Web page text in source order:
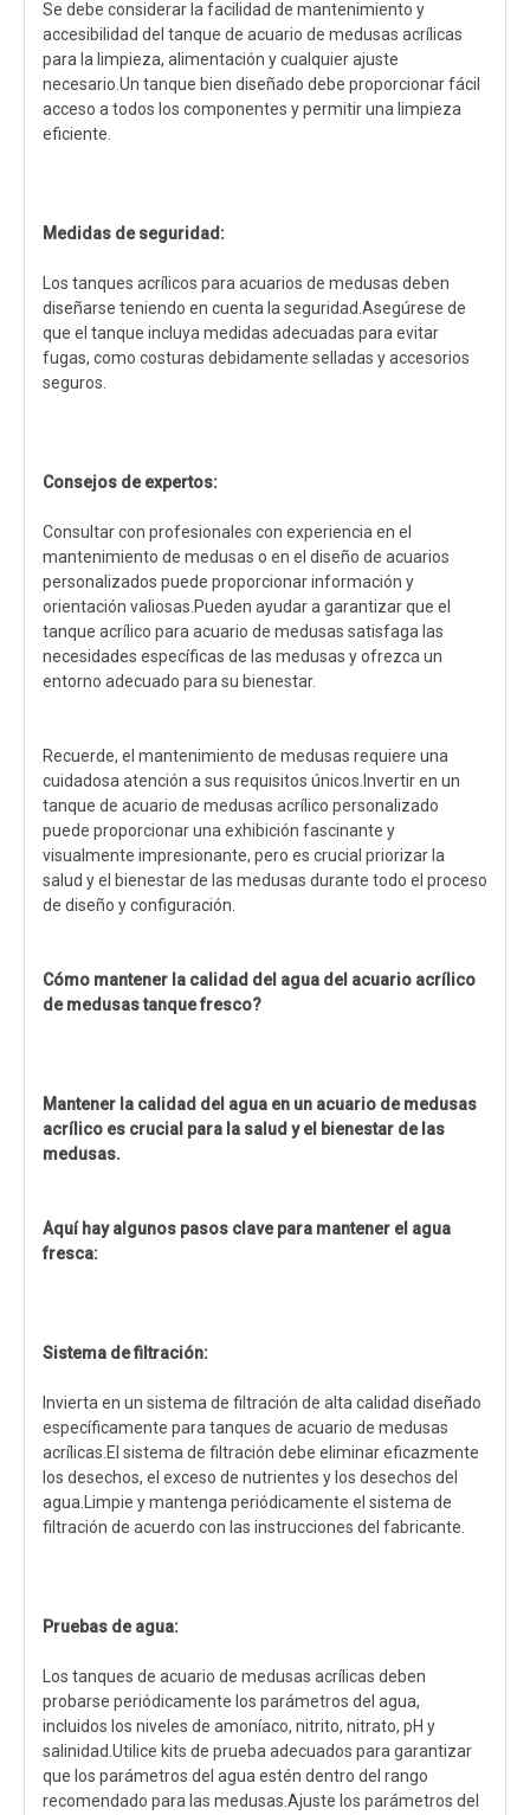
Se debe considerar la facilidad de mantenimiento y
accesibilidad del tanque de acuario de medusas acrílicas
para la limpieza, alimentación y cualquier ajuste
necesario.Un tanque bien diseñado debe proporcionar fácil
acceso a todos los componentes y permitir una limpieza
eficiente.
Medidas de seguridad:
Los tanques acrílicos para acuarios de medusas deben
diseñarse teniendo en cuenta la seguridad.Asegúrese de
que el tanque incluya medidas adecuadas para evitar
fugas, como costuras debidamente selladas y accesorios
seguros.
Consejos de expertos:
Consultar con profesionales con experiencia en el
mantenimiento de medusas o en el diseño de acuarios
personalizados puede proporcionar información y
orientación valiosas.Pueden ayudar a garantizar que el
tanque acrílico para acuario de medusas satisfaga las
necesidades específicas de las medusas y ofrezca un
entorno adecuado para su bienestar.
Recuerde, el mantenimiento de medusas requiere una
cuidadosa atención a sus requisitos únicos.Invertir en un
tanque de acuario de medusas acrílico personalizado
puede proporcionar una exhibición fascinante y
visualmente impresionante, pero es crucial priorizar la
salud y el bienestar de las medusas durante todo el proceso
de diseño y configuración.
Cómo mantener la calidad del agua del acuario acrílico
de medusastanque fresco?
Mantener la calidad del agua en un acuario de medusas
acrílico es crucial para la salud y el bienestar de las
medusas.
Aquí hay algunos pasos clave para mantener el agua
fresca:
Sistema de filtración:
Invierta en un sistema de filtración de alta calidad diseñado
específicamente para tanques de acuario de medusas
acrílicas.El sistema de filtración debe eliminar eficazmente
los desechos, el exceso de nutrientes y los desechos del
agua.Limpie y mantenga periódicamente el sistema de
filtración de acuerdo con las instrucciones del fabricante.
Pruebas de agua:
Los tanques de acuario de medusas acrílicas deben
probarse periódicamente los parámetros del agua,
incluidos los niveles de amoníaco, nitrito, nitrato, pH y
salinidad.Utilice kits de prueba adecuados para garantizar
que los parámetros del agua estén dentro del rango
recomendado para las medusas.Ajuste los parámetros del